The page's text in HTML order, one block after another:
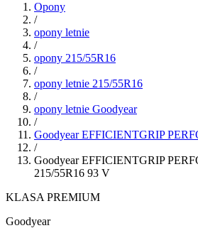
Opony
/
opony letnie
/
opony 215/55R16
/
opony letnie 215/55R16
/
opony letnie Goodyear
/
Goodyear EFFICIENTGRIP
/
Goodyear EFFICIENTGRIP
215/55R16 93 V
KLASA PREMIUM
Goodyear